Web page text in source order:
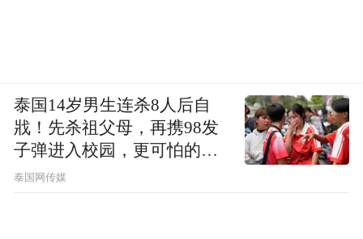
泰国14岁男生连杀8人后自
戕！先杀祖父母，再携98发
子弹进入校园，更可怕的细
节公布了
泰国网传媒